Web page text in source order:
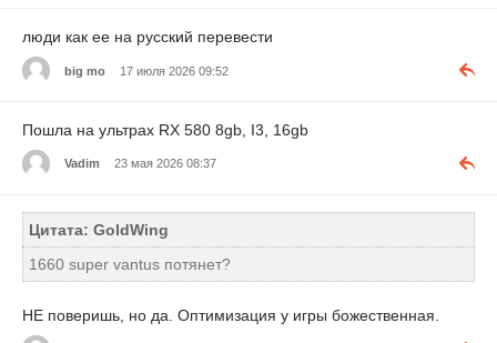
люди как ее на русский перевести
big mo 17 июля 2026 09:52
Пошла на ультрах RX 580 8gb, I3, 16gb
Vadim 23 мая 2026 08:37
Цитата: GoldWing
1660 super vantus потянет?
НЕ поверишь, но да. Оптимизация у игры божественная.